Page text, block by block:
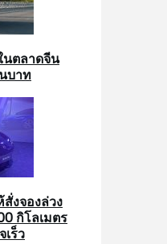
นตลาดจีน
บาท
สั่งจองล่วง
กิโลเมตร
ร็ว